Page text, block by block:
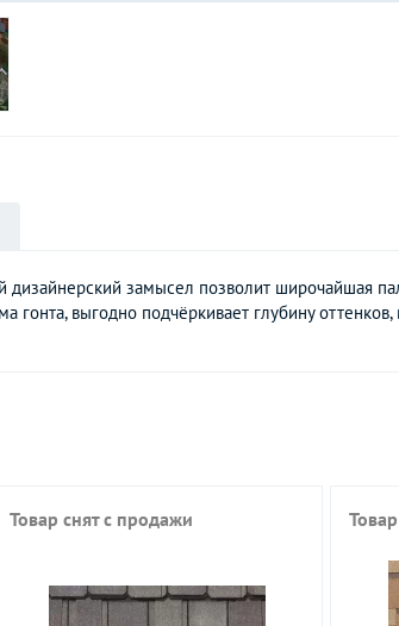
замысел позволит широчайшая
выгодно подчёркивает глубину
Товар снят с продажи